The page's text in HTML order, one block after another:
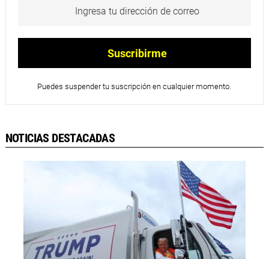
Puedes suspender tu suscripción en cualquier momento.
NOTICIAS DESTACADAS